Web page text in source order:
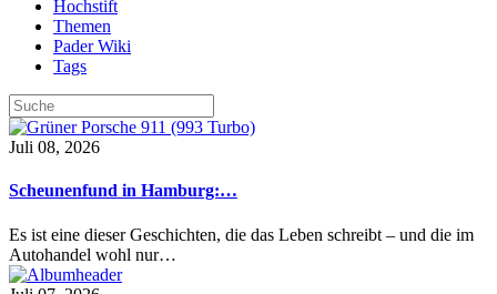
Hochstift
Themen
Pader Wiki
Tags
Juli 08, 2026
Scheunenfund in Hamburg:…
Es ist eine dieser Geschichten, die das Leben schreibt – und die im
Autohandel wohl nur…